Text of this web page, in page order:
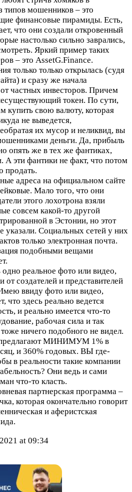
типов мошенников – это
финансовые пирамиды. Есть,
что они создали откровенный
настолько сильно заврались,
Яркий пример таких
– это AssetG.Finance.
только только открылась (судя
и сразу же начала
частных инвесторов. Причем
токен. По сути,
купить свою валюту, которая
не выведется,
их мусор и неликвид, вы
деньги. Да, прибыль
опять же в тех же фантиках,
А эти фантики не факт, что потом
продать.
адреса на официальном сайте
Мало того, что они
этого лохотрона взяли
совсем какой-то другой
в Эстонии, но этот
указали. Социальных сетей у них
только электронная почта.
подобными вещами
реальное фото или видео,
от создателей и представителей
ввиду фото или видео,
что здесь реально ведется
и реально имеется что-то
рабочая сила и так
ничего подобного не видел.
предлагают МИНИМУМ 1% в
и 360% годовых. ВЫ где-
в реальности такие компании
Они ведь и сами
что-то класть.
партнерская программа –
которая окончательно говорит
и аферистская
at 09:34